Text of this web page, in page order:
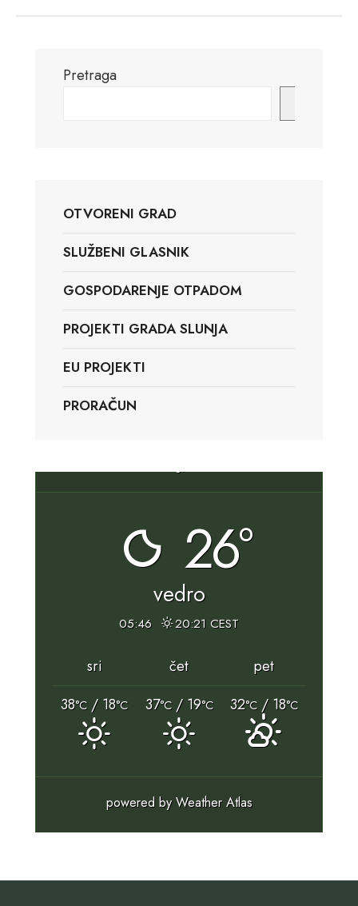
Pretraga
OTVORENI GRAD
SLUŽBENI GLASNIK
GOSPODARENJE OTPADOM
PROJEKTI GRADA SLUNJA
EU PROJEKTI
PRORAČUN
26°
vedro
05:46 20:21 CEST
sri čet
pet
38°C / 18°C 37°C/ 19°C 32°C/ 18°C
powered byWeather Atlas